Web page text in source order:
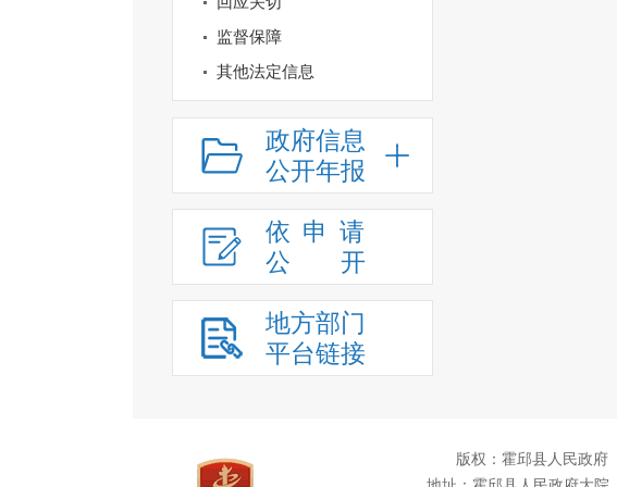
监督保障
其他法定信息
政府信息
公开年报
依申请
公
开
地方部门
平台链接
版权：霍邱县人民政府